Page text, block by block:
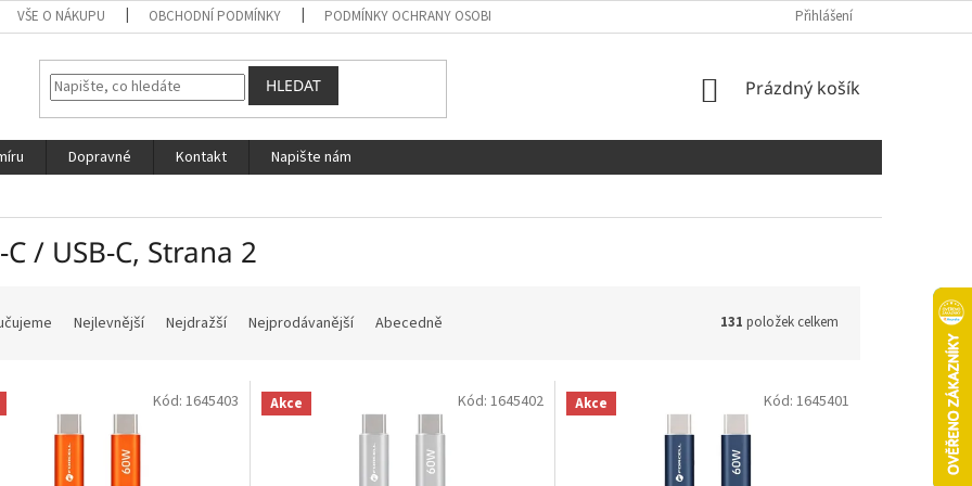
VŠE O NÁKUPU OBCHODNÍ PODMÍNKY PODMÍNKY OCHRANY OSOBNÍCH ÚDAJŮ Přihlášení
HLEDAT
NÁKUPNÍ
Prázdný košík
Dopravné Kontakt
Napište nám
C / USB-C, Strana 2
Nejlevnější Nejdražší Nejprodávanější Abecedně 131 položek celkem
Kód: 1645403 Akce Kód: 1645402 Akce Kód: 1645401